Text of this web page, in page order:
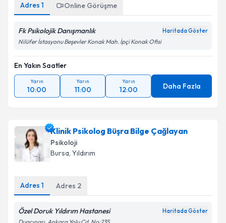
Adres 1 Online Görüşme
Fk Psikolojik Danışmanlık Haritada Göster
Nilüfer İstasyonu Beşevler Konak Mah. İpçi Konak Ofisi
En Yakın Saatler
Yarın
10:00
Yarın
11:00
Yarın
12:00 Daha Fazla
Klinik Psikolog Büşra Bilge Çağlayan
Psikoloji
Bursa, Yıldırım
Adres 1 Adres 2
Özel Doruk Yıldırım Hastanesi Haritada Göster